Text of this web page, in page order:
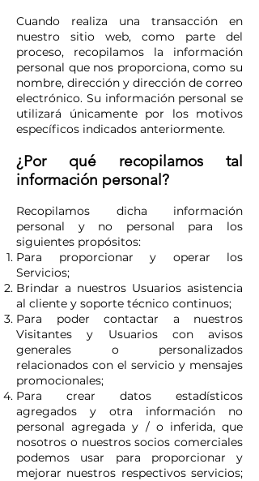
Cuando realiza una transacción en
nuestro sitio web, como parte del
proceso, recopilamos la información
personal que nos proporciona, como su
nombre, dirección y dirección de correo
electrónico. Su información personal se
utilizará únicamente por los motivos
específicos indicados anteriormente.
¿Por qué recopilamos tal
información personal?
Recopilamos dicha información
personal y no personal para los
siguientes propósitos:
Para proporcionar y operar los
Servicios;
Brindar a nuestros Usuarios asistencia
al cliente y soporte técnico continuos;
Para poder contactar a nuestros
Visitantes y Usuarios con avisos
generales o personalizados
relacionados con el servicio y mensajes
promocionales;
Para crear datos estadísticos
agregados y otra información no
personal agregada y / o inferida, que
nosotros o nuestros socios comerciales
podemos usar para proporcionar y
mejorar nuestros respectivos servicios;